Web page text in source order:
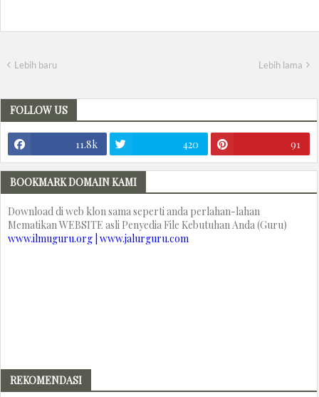
Lebih baru Lebih lama
FOLLOW US
11.8k 420 91
BOOKMARK DOMAIN KAMI
Download di web klon sama seperti anda perlahan-lahan
Mematikan WEBSITE asli Penyedia File Kebutuhan Anda (Guru)
www.ilmuguru.org | www.jalurguru.com
REKOMENDASI